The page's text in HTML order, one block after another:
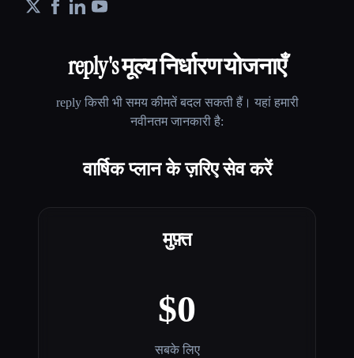
reply's मूल्य निर्धारण योजनाएँ
replyकिसी भी समय कीमतें बदल सकती हैं। यहां हमारी
नवीनतम जानकारी है:
वार्षिक प्लान के ज़रिए सेव करें
मुफ़्त
$0
सबके लिए